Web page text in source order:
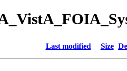
Last modified Size